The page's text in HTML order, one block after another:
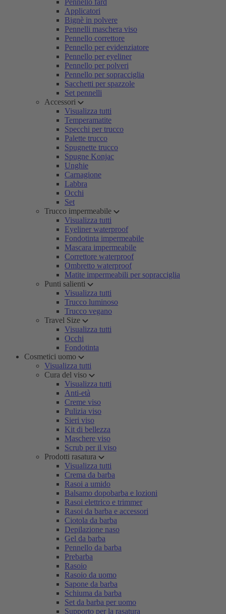
Pennello fard
Applicatori
Bignè in polvere
Pennelli maschera viso
Pennello correttore
Pennello per evidenziatore
Pennello per eyeliner
Pennello per polveri
Pennello per sopracciglia
Sacchetti per spazzole
Set pennelli
Accessori
Visualizza tutti
Temperamatite
Specchi per trucco
Palette trucco
Spugnette trucco
Spugne Konjac
Unghie
Carnagione
Labbra
Occhi
Set
Trucco impermeabile
Visualizza tutti
Eyeliner waterproof
Fondotinta impermeabile
Mascara impermeabile
Correttore waterproof
Ombretto waterproof
Matite impermeabili per sopracciglia
Punti salienti
Visualizza tutti
Trucco luminoso
Trucco vegano
Travel Size
Visualizza tutti
Occhi
Fondotinta
Cosmetici uomo
Visualizza tutti
Cura del viso
Visualizza tutti
Anti-età
Creme viso
Pulizia viso
Sieri viso
Kit di bellezza
Maschere viso
Scrub per il viso
Prodotti rasatura
Visualizza tutti
Crema da barba
Rasoi a umido
Balsamo dopobarba e lozioni
Rasoi elettrico e trimmer
Rasoi da barba e accessori
Ciotola da barba
Depilazione naso
Gel da barba
Pennello da barba
Prebarba
Rasoio
Rasoio da uomo
Sapone da barba
Schiuma da barba
Set da barba per uomo
Supporto per la rasatura